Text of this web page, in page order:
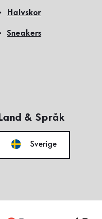
Halvskor
Sneakers
Land & Språk
Sverige